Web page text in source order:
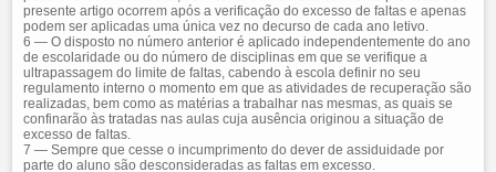
presente artigo ocorrem após a verificação do excesso de faltas e apenas
podem ser aplicadas uma única vez no decurso de cada ano letivo.
6 — O disposto no número anterior é aplicado independentemente do ano
de escolaridade ou do número de disciplinas em que se verifique a
ultrapassagem do limite de faltas, cabendo à escola definir no seu
regulamento interno o momento em que as atividades de recuperação são
realizadas, bem como as matérias a trabalhar nas mesmas, as quais se
confinarão às tratadas nas aulas cuja ausência originou a situação de
excesso de faltas.
7 — Sempre que cesse o incumprimento do dever de assiduidade por
parte do aluno são desconsideradas as faltas em excesso.